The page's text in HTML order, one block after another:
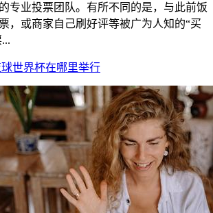
专业投票团队。有所不同的是，与此前饭
，或商家自己刷好评等被广为人知的“买
世界杯在哪里举行